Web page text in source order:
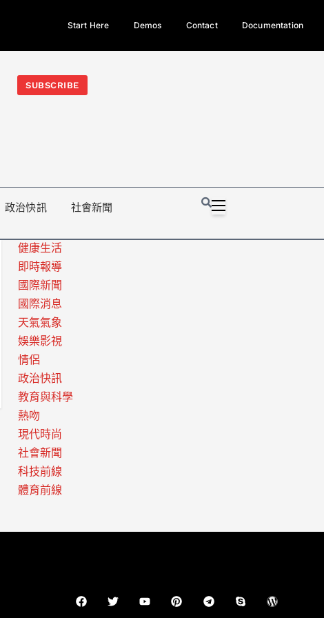
今日熱門新聞TOP3｜西拉雅族正式成第17個原住民族、立院電競
光電場回
Start Here Demos Contact Documentation
SUBSCRIBE
政治快訊 社會新聞
健康生活
即時報導
國際新聞
國際消息
天氣氣象
娛樂影視
情侶
政治快訊
教育與科學
熱吻
現代時尚
社會新聞
科技前線
體育前線